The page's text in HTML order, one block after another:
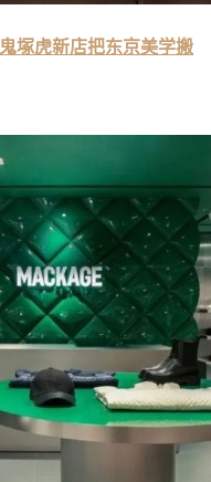
塚虎新店把东京美学搬